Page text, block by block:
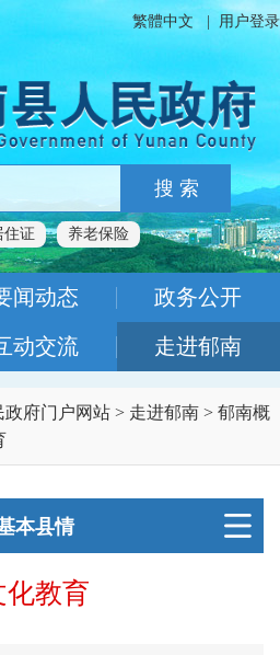
繁體中文 用户登录
搜 索
住证 养老保险
闻动态 政务公开
动交流 走进郁南
政府门户网站 > 走进郁南 > 郁南概
本县情
化教育